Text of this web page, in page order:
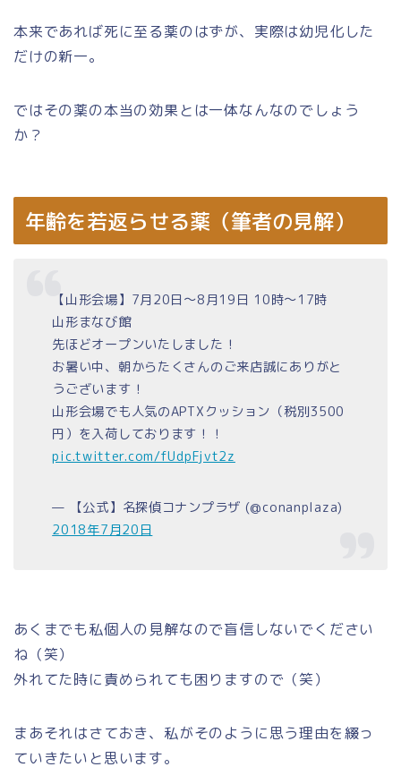
本来であれば死に至る薬のはずが、実際は幼児化した
だけの新一。
ではその薬の本当の効果とは一体なんなのでしょう
か？
年齢を若返らせる薬（筆者の見解）
【山形会場】7月20日～8月19日 10時〜17時
山形まなび館
先ほどオープンいたしました！
お暑い中、朝からたくさんのご来店誠にありがと
うございます！
山形会場でも人気のAPTXクッション（税別3500
円）を入荷しております！！
pic.twitter.com/fUdpFjvt2z
— 【公式】名探偵コナンプラザ (@conanplaza)
2018年7月20日
あくまでも私個人の見解なので盲信しないでください
ね（笑）
外れてた時に責められても困りますので（笑）
まあそれはさておき、私がそのように思う理由を綴っ
ていきたいと思います。